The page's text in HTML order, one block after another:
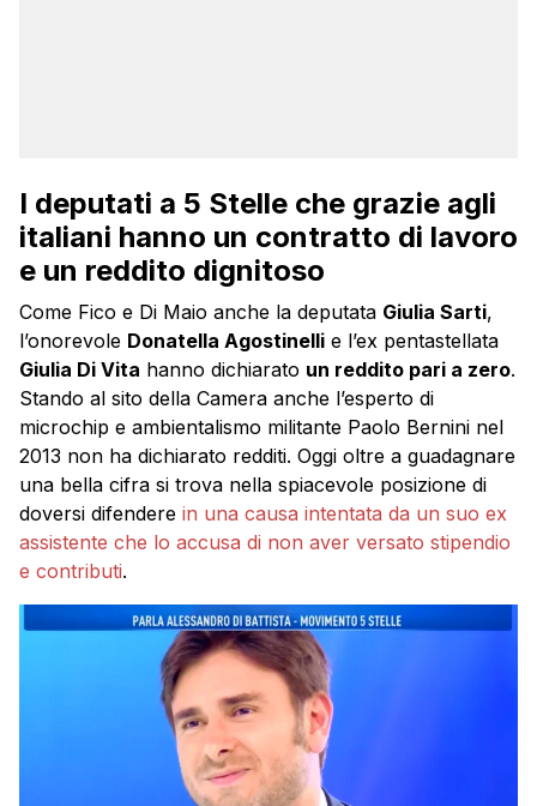
I deputati a 5 Stelle che grazie agli
italiani hanno un contratto di lavoro
e un reddito dignitoso
Come Fico e Di Maio anche la deputata Giulia Sarti,
l’onorevole Donatella Agostinelli e l’ex pentastellata
Giulia Di Vita hanno dichiarato un reddito pari a zero.
Stando al sito della Camera anche l’esperto di
microchip e ambientalismo militante Paolo Bernini nel
2013 non ha dichiarato redditi. Oggi oltre a guadagnare
una bella cifra si trova nella spiacevole posizione di
doversi difendere in una causa intentata da un suo ex
assistente che lo accusa di non aver versato stipendio
e contributi.